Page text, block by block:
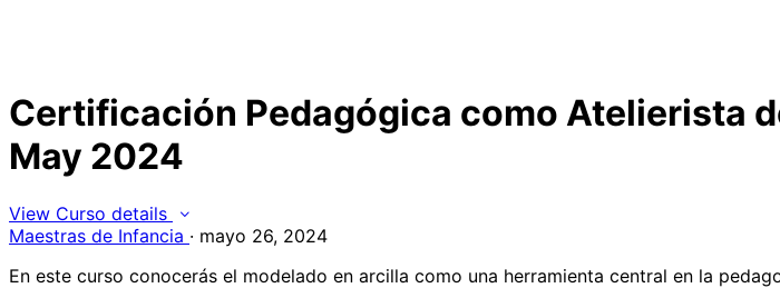
Certificación Pedagógica como Atelierista
May 2024
View Curso details
Maestras de Infancia · mayo 26, 2024
En este curso conocerás el modelado en arcilla como una herramienta central en la